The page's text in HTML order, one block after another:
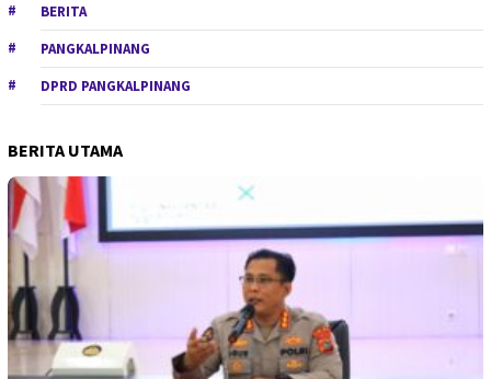
BERITA
PANGKALPINANG
DPRD PANGKALPINANG
BERITA UTAMA